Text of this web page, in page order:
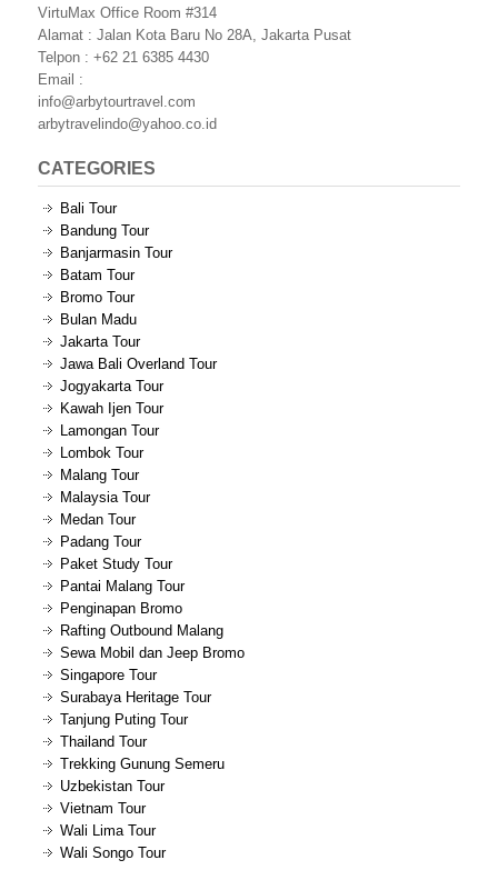
VirtuMax Office Room #314
Alamat : Jalan Kota Baru No 28A, Jakarta Pusat
Telpon : +62 21 6385 4430
Email :
info@arbytourtravel.com
arbytravelindo@yahoo.co.id
CATEGORIES
Bali Tour
Bandung Tour
Banjarmasin Tour
Batam Tour
Bromo Tour
Bulan Madu
Jakarta Tour
Jawa Bali Overland Tour
Jogyakarta Tour
Kawah Ijen Tour
Lamongan Tour
Lombok Tour
Malang Tour
Malaysia Tour
Medan Tour
Padang Tour
Paket Study Tour
Pantai Malang Tour
Penginapan Bromo
Rafting Outbound Malang
Sewa Mobil dan Jeep Bromo
Singapore Tour
Surabaya Heritage Tour
Tanjung Puting Tour
Thailand Tour
Trekking Gunung Semeru
Uzbekistan Tour
Vietnam Tour
Wali Lima Tour
Wali Songo Tour